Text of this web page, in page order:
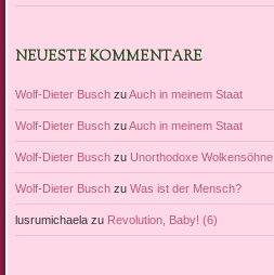
NEUESTE KOMMENTARE
Wolf-Dieter BuschzuAuch in meinem Staat
Wolf-Dieter BuschzuAuch in meinem Staat
Wolf-Dieter Buschzu Unorthodoxe Wolkensöhne
Wolf-Dieter Buschzu Was ist der Mensch?
lusrumichaelazu Revolution, Baby! (6)